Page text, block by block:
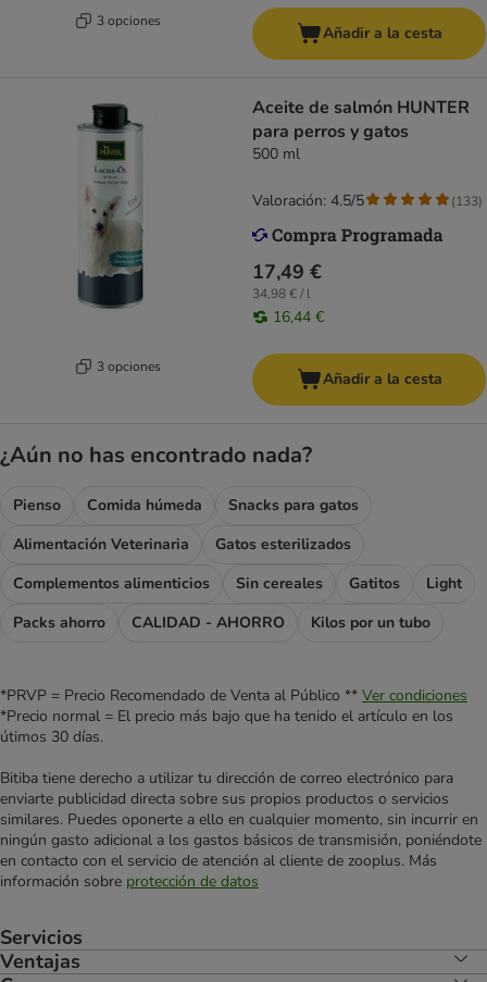
3 opciones
Añadir a la cesta
3 opciones
Aceite de salmón HUNTER
para perros y gatos
500 ml
17,49 €
34,98 € / l
16,44 €
Valoración: 4.5/5 (133)
Añadir a la cesta
¿Aún no has encontrado nada?
Pienso Comida húmeda
Snacks para gatos
Alimentación Veterinaria
Gatos esterilizados
Complementos alimenticios
Sin cereales Gatitos
Light
Packs ahorro
CALIDAD - AHORRO Kilos por un tubo
*PRVP = Precio Recomendado de Venta al Público ** Ver condiciones
*Precio normal = El precio más bajo que ha tenido el artículo en los
útimos 30 días.
Bitiba tiene derecho a utilizar tu dirección de correo electrónico para
enviarte publicidad directa sobre sus propios productos o servicios
similares. Puedes oponerte a ello en cualquier momento, sin incurrir en
ningún gasto adicional a los gastos básicos de transmisión, poniéndote
en contacto con el servicio de atención al cliente de zooplus. Más
información sobre protección de datos
Servicios
Ventajas